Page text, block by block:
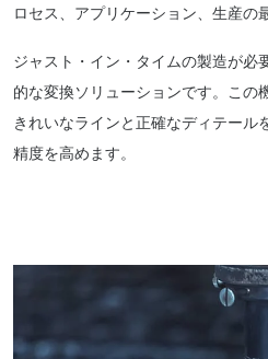
ロセス、アプリケーション、生産の
ジャスト・イン・タイムの製造が必
的な変換ソリューションです。この
きれいなラインと正確なディテール
精度を高めます。